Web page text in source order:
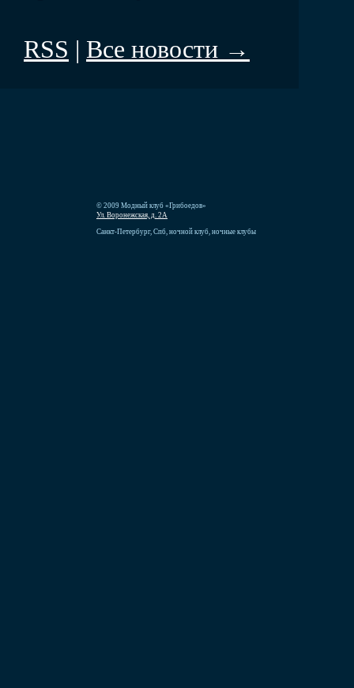
RSS | Все новости →
© 2009 Модный клуб «Грибоедов»
Ул. Воронежская, д. 2А
Санкт-Петербург, Спб, ночной клуб, ночные клубы